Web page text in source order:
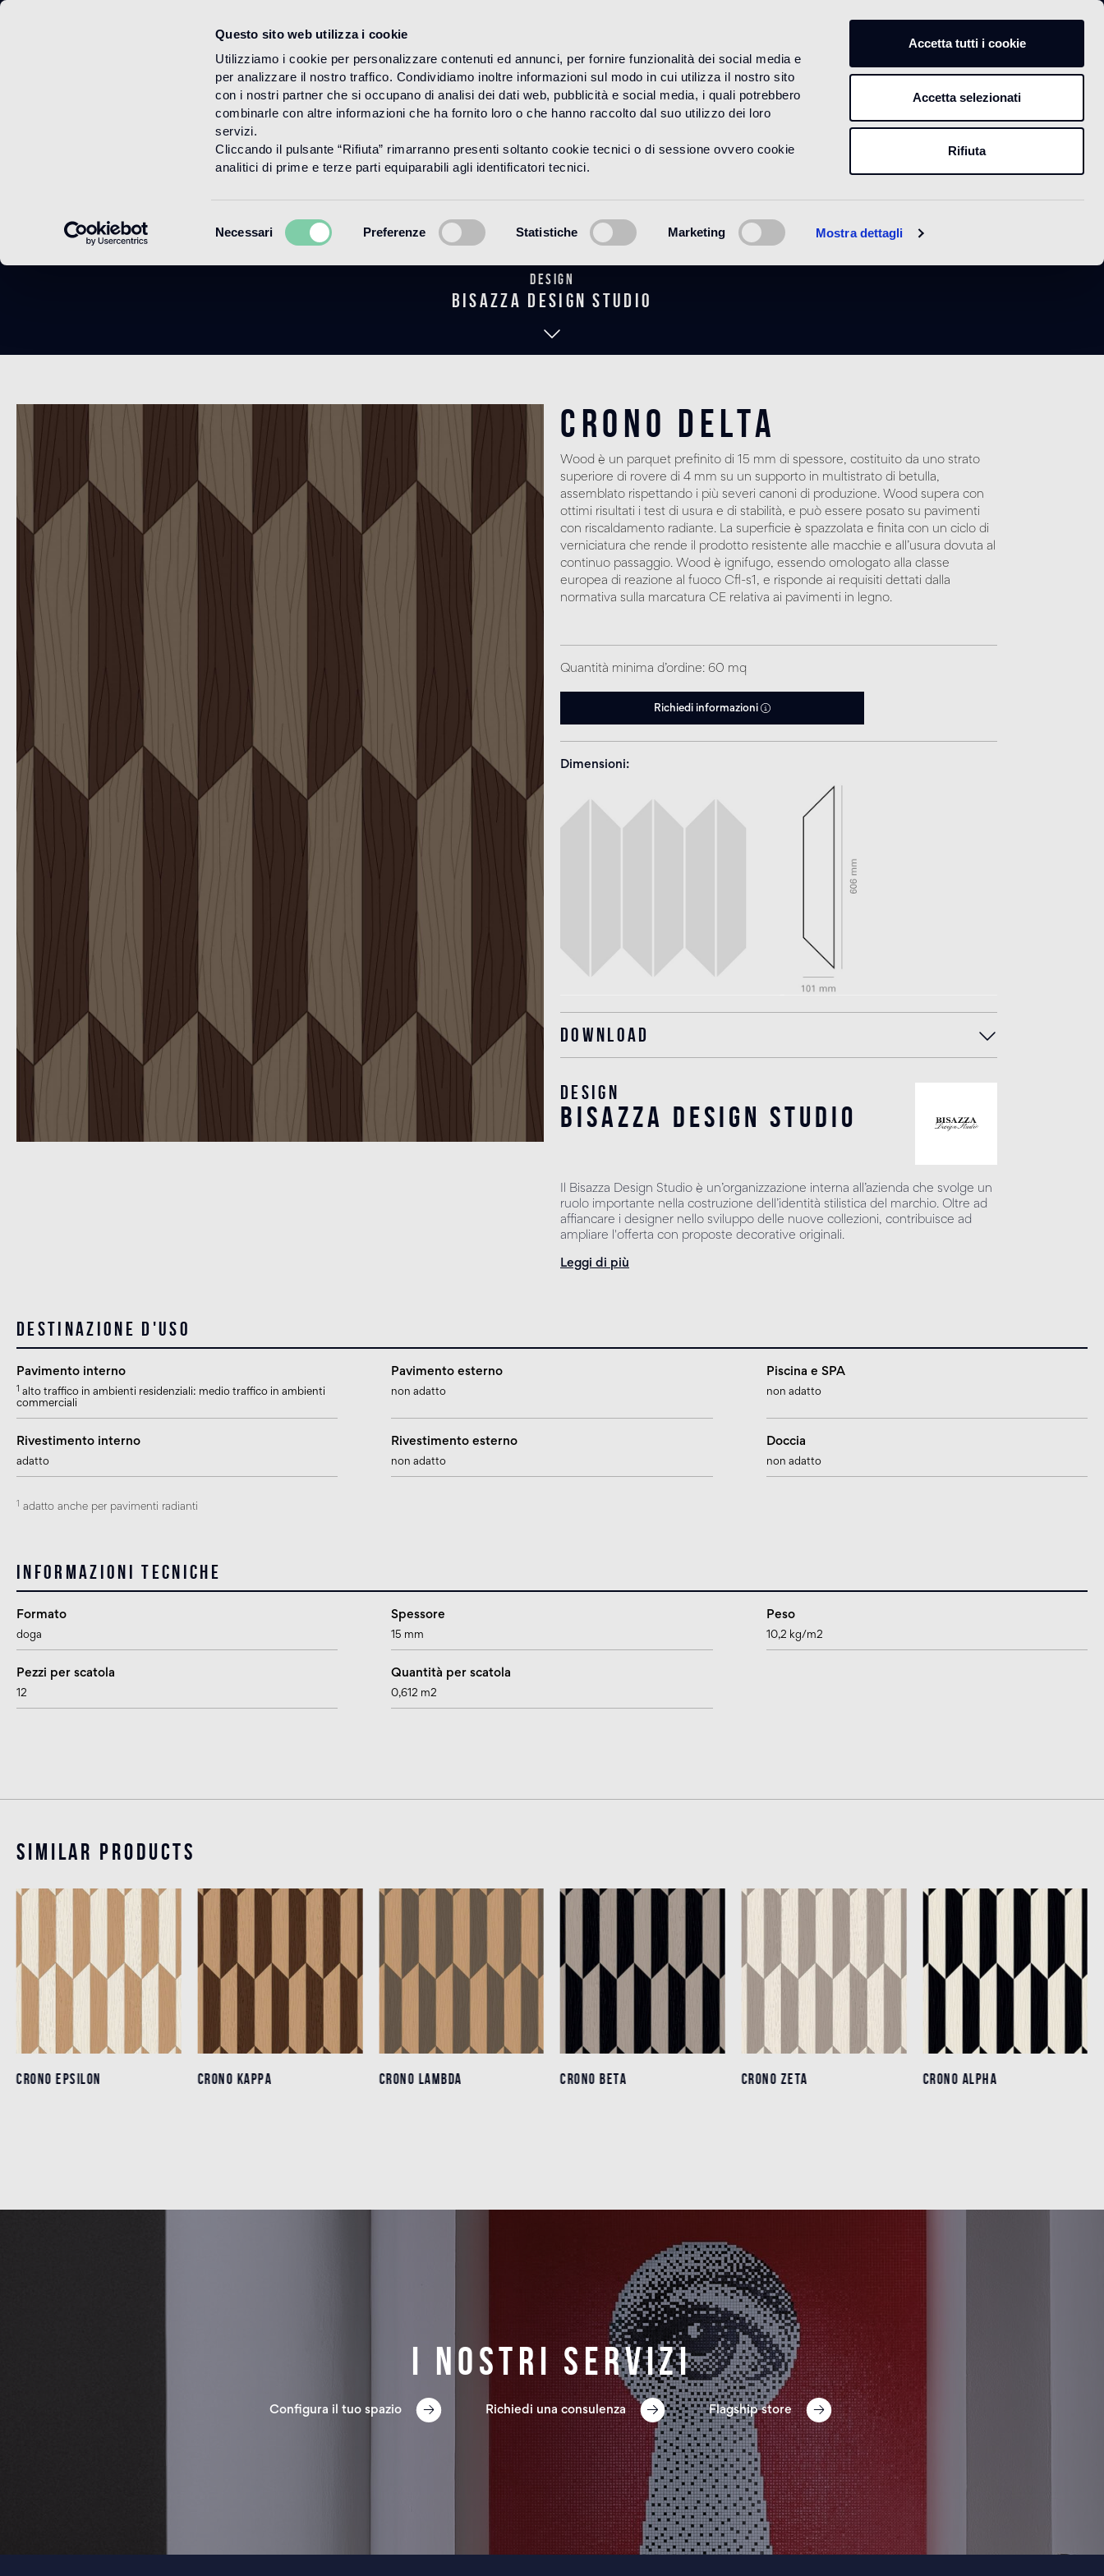
Questo sito web utilizza i cookie
Utilizziamo i cookie per personalizzare contenuti ed annunci, per fornire funzionalità dei social media e
per analizzare il nostro traffico. Condividiamo inoltre informazioni sul modo in cui utilizza il nostro sito
con i nostri partner che si occupano di analisi dei dati web, pubblicità e social media, i quali potrebbero
combinarle con altre informazioni che ha fornito loro o che hanno raccolto dal suo utilizzo dei loro
servizi.
Cliccando il pulsante “Rifiuta” rimarranno presenti soltanto cookie tecnici o di sessione ovvero cookie
analitici di prime e terze parti equiparabili agli identificatori tecnici.
del
Necessari Preferenze Statistiche Marketing Mostra dettagli
Accetta tutti i cookie
Accetta selezionati
Rifiuta
HOME PRODOTTI WOOD DECORI
Crono Delta
Design
bisazza design studio
Crono Delta
Wood è un parquet prefinito di 15 mm di spessore, costituito da uno strato
superiore di rovere di 4 mm su un supporto in multistrato di betulla,
assemblato rispettando i più severi canoni di produzione. Wood supera con
ottimi risultati i test di usura e di stabilità, e può essere posato su pavimenti
con riscaldamento radiante. La superficie è spazzolata e finita con un ciclo di
verniciatura che rende il prodotto resistente alle macchie e all’usura dovuta al
continuo passaggio. Wood è ignifugo, essendo omologato alla classe
europea di reazione al fuoco Cfl-s1, e risponde ai requisiti dettati dalla
normativa sulla marcatura CE relativa ai pavimenti in legno.
Quantità minima d’ordine: 60 mq
Richiedi informazioni
Dimensioni
Download
Design
bisazza design studio
Il Bisazza Design Studio è un’organizzazione interna all’azienda che svolge un
ruolo importante nella costruzione dell’identità stilistica del marchio. Oltre ad
affiancare i designer nello sviluppo delle nuove collezioni, contribuisce ad
ampliare l'offerta con proposte decorative originali.
Leggi di più
Destinazione d'uso
Pavimento interno
alto traffico in ambienti residenziali: medio traffico in ambienti
commerciali
Pavimento esterno
non adatto
Piscina e SPA
non adatto
Rivestimento interno
adatto
Rivestimento esterno
non adatto
Doccia
non adatto
adatto anche per pavimenti radianti
Informazioni tecniche
Formato
doga
Spessore
15 mm
Peso
10,2 kg/m2
Pezzi per scatola
12
Quantità per scatola
0,612 m2
Similar products
CRONO EPSILON
CRONO EPSILON CRONO KAPPA
CRONO KAPPA CRONO LAMBDA
CRONO LAMBDA CRONO BETA
CRONO BETA CRONO ZETA
CRONO ZETA CRONO ALPHA
CRONO ALPHA
I nostri servizi
Configura il tuo spazio Richiedi una consulenza Flagship store